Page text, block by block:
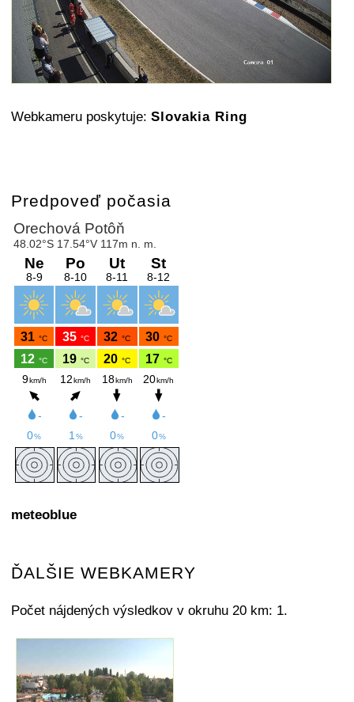
Webkameru poskytuje: Slovakia Ring
Predpoveď počasia
meteoblue
ĎALŠIE WEBKAMERY
Počet nájdených výsledkov v okruhu 20 km: 1.